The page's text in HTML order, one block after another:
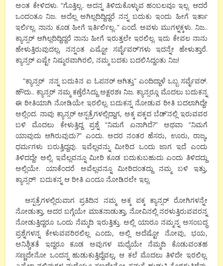
ಅಂತ ಕೇಳಿದಳು. “ಗೊತ್ತಿಲ್ಲ.. ಅದನ್ನ ತಿಳಿದುಕೊಳ್ಳುವ ಹಂಬಲವೂ ಇಲ್ಲ. ಆದರೆ
ಒಂದಂತೂ ನಿಜ. ಅದೆಲ್ಲ ಅಗಿಲ್ಲದಿದ್ದಿದ್ದರೆ ನನ್ನ ಬದುಕು ಇಂದು ಹೀಗೆ ಇರ್ತಾ
ಇರ್ಲಿಲ್ಲ. ನಾನು ಕೂಡ ಹೀಗೆ ಇರ್ತಿರ್ಲಿಲ್ಲ..” ಎಂದೆ. ಅವಳು ಮುಗಳ್ನಕ್ಕಳು. ನಿಜ..
ಕ್ಯಾನ್ಸರ್ ಆಗಿಲ್ಲದಿದ್ದಿದ್ದರೆ ನಾನು ಹೀಗೆ ಇರುತ್ತಲೇ ಇರಲಿಲ್ಲ. ಇದು ಕೇವಲ ನಾನು
ಹೇಳುತ್ತಿರುವುದಲ್ಲ, ನನ್ನಂತ ಎಷ್ಟೋ ಸರ್ವೈವರ್’ಗಳು ಇದನ್ನೇ ಹೇಳುತ್ತಾರೆ.
ಕ್ಯಾನ್ಸರ್ ಏಷ್ಟೇ ನಿಷ್ಠುರವಾಗಿರಲಿ, ನಮ್ಮ ಬದಕು ಬದಲಿಸಿದ್ದಂತು ನಿಜ!
“ಕ್ಯಾನ್ಸರ್ ನನ್ನ ಬದುಕಿನ ಐ ಓಪನರ್ ಆಗಿತ್ತು” ಎಂದಿದ್ದಾಳೆ ಒಬ್ಬ ಸರ್ವೈವರ್.
ಹೌದು.. ಕ್ಯಾನ್ಸರ್ ನಮ್ಮ ಕಣ್ತೆರೆಸಿದ್ದು ಅಕ್ಷರಶಃ ನಿಜ. ಕ್ಯಾನ್ಸರ್‍ಗೂ ಮೊದಲು ಬದುಕನ್ನ
ಈ ರೀತಿಯಾಗಿ ನೋಡಿಯೇ ಇರಲಿಲ್ಲ. ಬದುಕನ್ನ ನೋಡುವ ರೀತಿ ಬದಲಾಗಿದ್ದೇ
ಅಲ್ಲಿಂದ. ನಾವು ಕ್ಯಾನ್ಸರ್ ಆಸ್ಪತ್ರೆಗಳಲ್ಲಿದ್ದಾಗ, ಅಕ್ಕ ಪಕ್ಕದ ಬೆಡ್’ನಲ್ಲಿ ಇರುವವರ
ಬಳಿ ಮೊದಲು ಕೇಳುತ್ತಿದ್ದ ಪ್ರಶ್ನೆ “ನಿಮಗೆ ಏನಾಗಿದೆ?” ಅಥವಾ “ನಿಮಗೆ
ಯಾವುದು ಆಗಿರುವುದು?” ಎಂದು. ಅದರ ನಂತರ ಹೆಸರು, ಊರು, ರಾಜ್ಯ,
ಧರ್ಮಗಳು ಬರುತ್ತಿದ್ದವು. ಇವೆಲ್ಲವನ್ನು ಮೀರಿದ ಒಂದು ಜಾಗ ಇದೆ ಎಂದು
ತಿಳಿದದ್ದೇ ಅಲ್ಲಿ. ಇವೆಲ್ಲವನ್ನೂ ಮೀರಿ ಕೂಡ ಬದುಕುಬಹುದು ಎಂದು ತಿಳಿದದ್ದು
ಅಲ್ಲಿಯೇ. ಯಾಕೆಂದರೆ ಅವೆಲ್ಲವನ್ನೂ ಮೀರಿದಂತದ್ದು ನಮ್ಮ ಬಳಿ ಇತ್ತು,
ಕ್ಯಾನ್ಸರ್! ಬದುಕನ್ನ ಆ ರೀತಿ ಎಂದೂ ನೋಡಿರಲೇ ಇಲ್ಲ.
ಆಸ್ಪತ್ರೆಗಳಲ್ಲಿರುವಾಗ ಪ್ರತಿದಿನ ನಮ್ಮ ಅಕ್ಕ ಪಕ್ಕ ಕ್ಯಾನ್ಸರ್ ರೋಗಿಗಳನ್ನೇ
ನೋಡುತ್ತಾ, ಅದರ ಬಗ್ಗೆಯೇ ಮಾತನಾಡುತ್ತಾ, ನೋವಿನಲ್ಲಿ ನರಳುತ್ತಿರುವವರನ್ನ
ನೋಡುತ್ತಿದ್ದರೂ ಒಂದು ನೆಮ್ಮದಿ ಇರುತ್ತಿತ್ತು. ಅಲ್ಲಿ ಯಾರೂ ನಮ್ಮನ್ನ ಅಸಂಬದ್ಧ
ಪ್ರಶ್ನೆಗಳನ್ನ ಕೇಳುವವರಿರಲಿಲ್ಲ ಎಂದು, ಅಲ್ಲಿ ಅದೆಷ್ಟೋ ನೋವು, ಭಯ,
ಅನಿಶ್ಚಿತತೆ ಇದ್ದರೂ ಕೂಡ ಅವುಗಳ ಮಧ್ಯೆಯೇ ನೆಮ್ಮದಿ ಕೊಡುವಂತಹ
ಸಣ್ಣದೇನೋ ಒಂದನ್ನ ಹುಡುಕುತ್ತಿದ್ದೆವಲ್ಲ, ಆ ಕಲೆ ಮೊದಲು ತಿಳಿದೇ ಇರಲಿಲ್ಲ.